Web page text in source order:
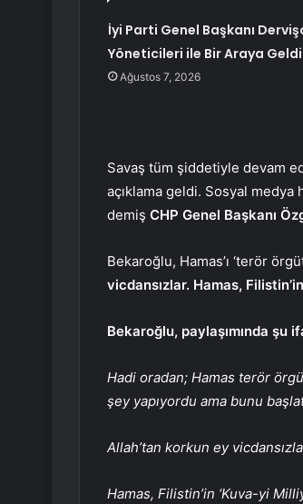
İyi Parti Genel Başkanı
Yöneticileri ile Bir Araya Geldi
Ağustos 7, 2026
Savaş tüm şiddetiyle devam
açıklama geldi. Sosyal medya
demiş CHP Genel Başkanı
Bekaroğlu, Hamas’ı ‘terör
vicdansızlar. Hamas,
Bekaroğlu, paylaşımında şu
Hadi oradan; Hamas terör
şey yapıyordu ama bunu
Allah’tan korkun ey
Hamas, Filistin’in ‘Kuva-yi